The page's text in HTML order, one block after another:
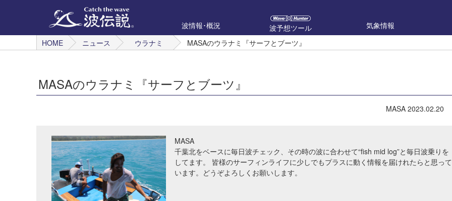
波情報･概況 波予想ツール
気象情報
HOME
ニュース ウラナミ MASAのウラナミ『サーフとブーツ』
MASAのウラナミ『サーフとブーツ』
MASA 2023.02.20
MASA
千葉北をベースに毎日波チェック、その時の波に合わせて“fish mid log”と毎日波乗りを
してます。 皆様のサーフィンライフに少しでもプラスに動く情報を届けれたらと思って
います。どうぞよろしくお願いします。